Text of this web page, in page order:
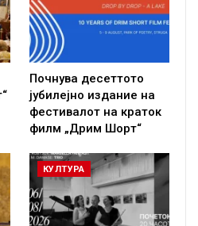
Почнува десеттото
јубилејно издание на
фестивалот на краток
филм „Дрим Шорт“
КУЛТУРА